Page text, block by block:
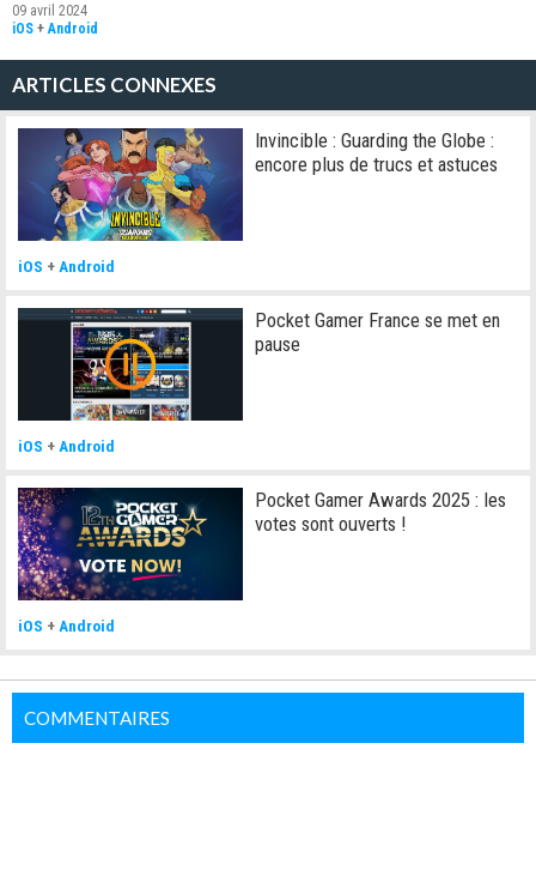
09 avril 2024
iOS +Android
ARTICLES CONNEXES
Invincible : Guarding the Globe :
encore plus de trucs et astuces
iOS + Android
Pocket Gamer France se met en
pause
iOS + Android
Pocket Gamer Awards 2025 : les
votes sont ouverts !
iOS +Android
COMMENTAIRES